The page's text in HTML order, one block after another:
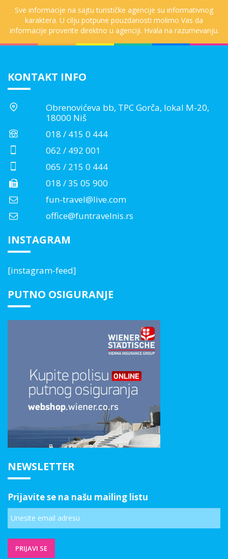
Sve informacije na sajtu turističke agencije su informativnog
karaktera. U cilju potpune pouzdanosti molimo Vas da
informacije proverite direktno u agenciji. Hvala na razumevanju.
KONTAKT INFO
Obrenovićeva bb, TPC Gorča, lokal M-20,
18000 Niš
018 / 415 0 444
062 / 492 001
065 / 215 0 444
018 / 35 05 900
fun-travel@live.com
office@funtravelnis.rs
INSTAGRAM
[instagram-feed]
PUTNO OSIGURANJE
NEWSLETTER
Prijavite se na našu mailing listu